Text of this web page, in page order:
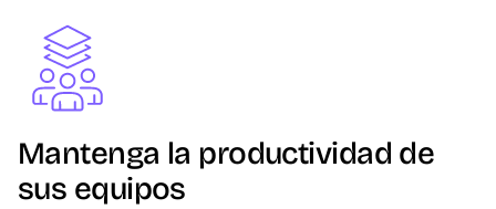
Image
Mantenga la productividad de
sus equipos